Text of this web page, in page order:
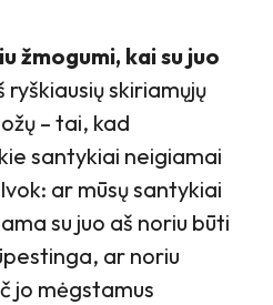
žmogumi, kai su juo
ryškiausių skiriamųjų
– tai, kad
santykiai neigiamai
ar mūsų santykiai
su juo aš noriu būti
ar noriu
jo mėgstamus